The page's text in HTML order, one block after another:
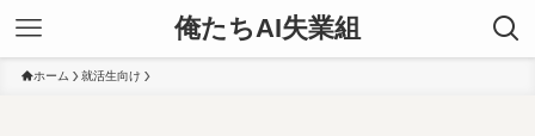
俺たちAI失業組
ホーム 就活生向け